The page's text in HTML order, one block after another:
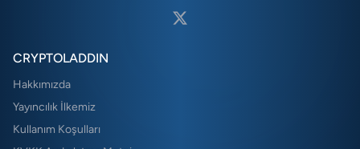
CRYPTOLADDIN
Hakkımızda
Yayıncılık İlkemiz
Kullanım Koşulları